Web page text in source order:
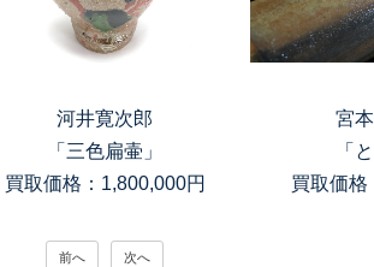
宮本理三郎
「とかげ」
買取価格：150,000円
高
「銀滴岩
買取価
前へ 次へ